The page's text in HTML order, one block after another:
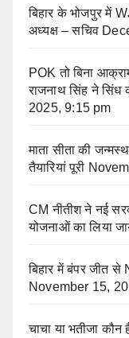
बिहार के भोजपुर में
अध्यक्ष – सचिव
POK तो बिना
राजनाथ सिंह ने सिंध
2025, 9:15 pm
माता सीता की
तैयारियां पूरी
CM नीतीश ने नई
योजनाओं का लिया
बिहार में बंपर जीत
November 15,
चाचा या भतीजा